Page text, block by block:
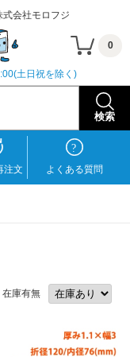
会社モロフジ
0
土日祝を除く)
注文 よくある質問
在庫有無